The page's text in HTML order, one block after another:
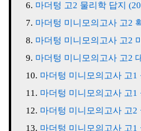
마더텅 고2 물리학 답지
마더텅 미니모의고사 고2
마더텅 미니모의고사 고2
마더텅 미니모의고사 고2
마더텅 미니모의고사 고1
마더텅 미니모의고사 고1
마더텅 미니모의고사 고2
마더텅 미니모의고사 고1